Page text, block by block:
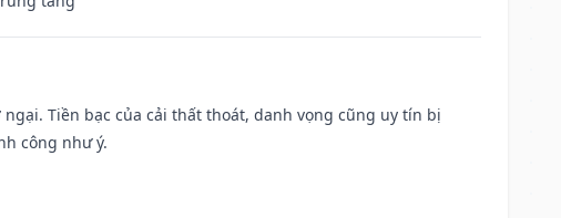
Tiền bạc của cải thất thoát, danh vọng cũng uy tín bị
công như ý.